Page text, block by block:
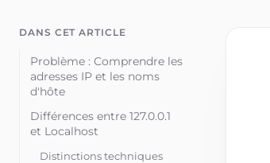
DANS CET ARTICLE
Problème : Comprendre les
adresses IP et les noms
d'hôte
Différences entre 127.0.0.1
et Localhost
Distinctions techniques